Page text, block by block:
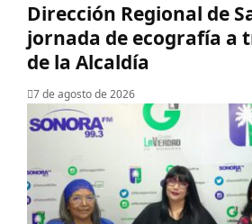
‎Dirección Regional de
jornada de ecografía a
de la Alcaldía
7 de agosto de 2026